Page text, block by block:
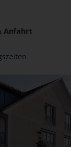
Anfahrt